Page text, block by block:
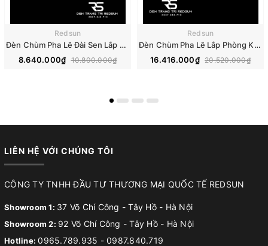
Redsun
Đèn Chùm Pha Lê Đài Sen Lắp Phòng Khách, Phòng Ăn, Khách Sạn, Nhà Hàng Phong Cách Bắc Âu Hiện Đại DCP-018
8.640.000₫ 10.800.000₫
Redsun
Đèn Chùm Pha Lê Lắp Phòng Khách, Phòng Ăn, Khách Sạn, Nhà Hàng Phong Cách Bắc Âu Hiện Đại DCP-019
16.416.000₫ 20.520.000₫
LIÊN HỆ VỚI CHÚNG TÔI
CÔNG TY TNHH ĐẦU TƯ THƯƠNG MẠI QUỐC TẾ REDSUN
Showroom 1: 37 Võ Chí Công - Tây Hồ - Hà Nội
Showroom 2: 92 Võ Chí Công - Tây Hồ - Hà Nội
Hotline:0965.789.935 - 0987.840.719